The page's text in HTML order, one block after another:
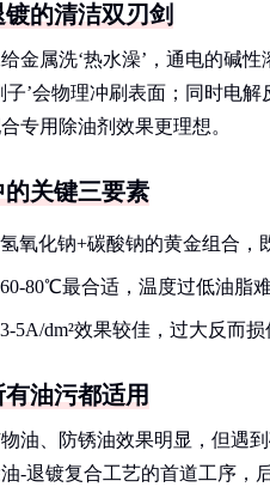
的清洁双刃剑
金属洗‘热水澡’，通电的碱
子’会物理冲刷表面；同时电
专用除油剂效果更理想。
关键三要素
氢氧化钠+碳酸钠的黄金组合，
60-80℃最合适，温度过低油脂
3-5A/dm²效果较佳，过大反而
油污都适用
油、防锈油效果明显，但遇
-退镀复合工艺的首道工序，